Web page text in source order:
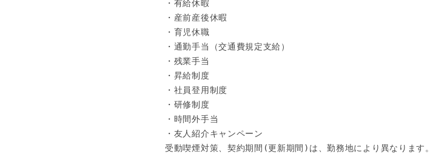
・有給休暇
・産前産後休暇
・育児休職
・通勤手当（交通費規定支給）
・残業手当
・昇給制度
・社員登用制度
・研修制度
・時間外手当
・友人紹介キャンペーン
受動喫煙対策、契約期間(更新期間)は、勤務地により異なります。